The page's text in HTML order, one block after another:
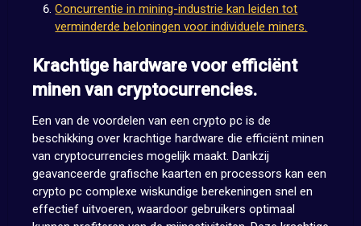
Concurrentie in mining-industrie kan leiden tot
verminderde beloningen voor individuele miners.
Krachtige hardware voor efficiënt
minen van cryptocurrencies.
Een van de voordelen van een crypto pc is de
beschikking over krachtige hardware die efficiënt minen
van cryptocurrencies mogelijk maakt. Dankzij
geavanceerde grafische kaarten en processors kan een
crypto pc complexe wiskundige berekeningen snel en
effectief uitvoeren, waardoor gebruikers optimaal